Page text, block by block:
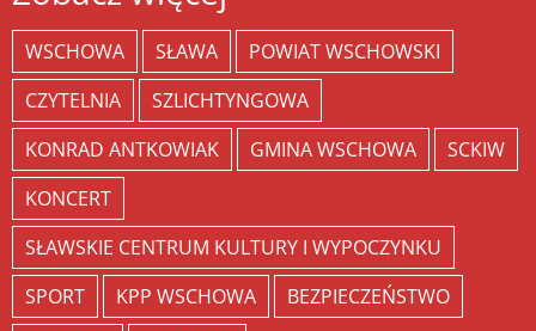
WSCHOWA SŁAWA
POWIAT WSCHOWSKI
CZYTELNIA
SZLICHTYNGOWA
KONRAD ANTKOWIAK
GMINA WSCHOWA
SCKIW
KONCERT
SŁAWSKIE CENTRUM KULTURY I WYPOCZYNKU
SPORT
KPP WSCHOWA
BEZPIECZEŃSTWO